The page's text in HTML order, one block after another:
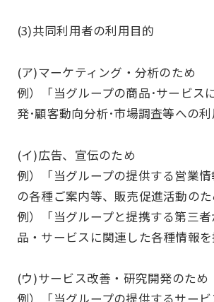
(3)共同利用者の利用目的
(ア)マーケティング・分析のため
例）「当グループの商品･サービス
発･顧客動向分析･市場調査等への利
(イ)広告、宣伝のため
例）「当グループの提供する営業
の各種ご案内等、販売促進活動のた
例）「当グループと提携する第三
品・サービスに関連した各種情報を
(ウ)サービス改善・研究開発のため